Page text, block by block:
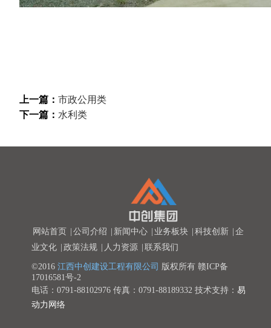
上一篇：市政公用类
下一篇： 水利类
网站首页 公司介绍 新闻中心 业务板块 科技创新
企
业文化
政策法规 人力资源 联系我们
©2016江西中创建设工程有限公司 版权所有赣ICP备
17016581号-2
电话：0791-88102976 传真：0791-88189332 技术支持：易
动力网络